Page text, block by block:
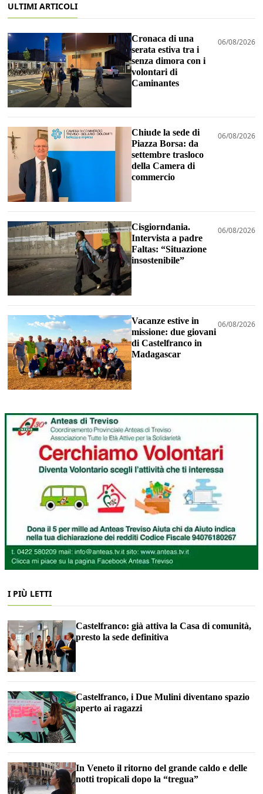
ULTIMI ARTICOLI
Cronaca di una
serata estiva tra i
senza dimora con i
volontari di
Caminantes
06/08/2026
Chiude la sede di
Piazza Borsa: da
settembre trasloco
della Camera di
commercio
06/08/2026
Cisgiorndania.
Intervista a padre
Faltas: “Situazione
insostenibile”
06/08/2026
Vacanze estive in
missione: due giovani
di Castelfranco in
Madagascar
06/08/2026
I PIÙ LETTI
Castelfranco: già attiva la Casa di comunità,
presto la sede definitiva
Castelfranco, i Due Mulini diventano spazio
aperto ai ragazzi
In Veneto il ritorno del grande caldo e delle
notti tropicali dopo la “tregua”